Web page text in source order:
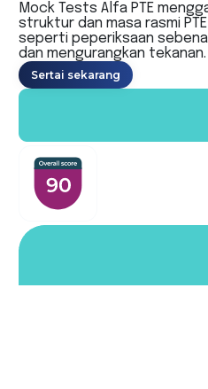
Mock Tests Alfa PTE
struktur dan masa rasmi
seperti peperiksaan
dan mengurangkan tekanan.
Sertai sekarang